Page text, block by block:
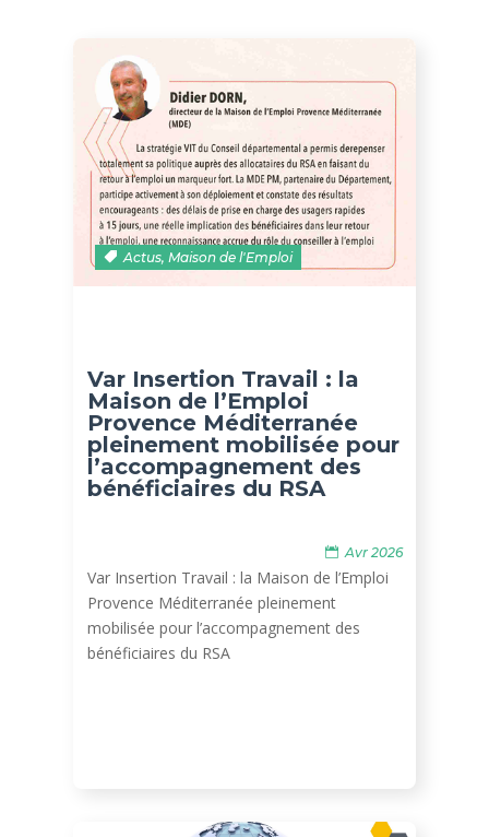
Actus,Maison de l'Emploi
Var Insertion Travail : la
Maison de l’Emploi
Provence Méditerranée
pleinement mobilisée pour
l’accompagnement des
bénéficiaires du RSA
Avr 2026
Var Insertion Travail : la Maison de l’Emploi
Provence Méditerranée pleinement
mobilisée pour l’accompagnement des
bénéficiaires du RSA